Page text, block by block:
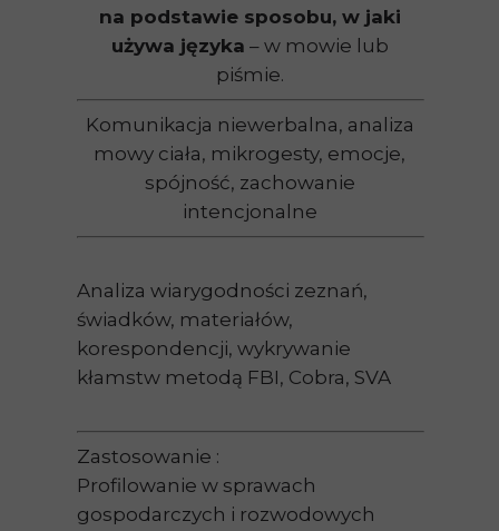
na podstawie sposobu, w jaki
używa języka – w mowie lub
piśmie.
Komunikacja niewerbalna, analiza
mowy ciała, mikrogesty, emocje,
spójność, zachowanie
intencjonalne
Analiza wiarygodności zeznań,
świadków, materiałów,
korespondencji, wykrywanie
kłamstw metodą FBI, Cobra, SVA
Zastosowanie :
Profilowanie w sprawach
gospodarczych i rozwodowych